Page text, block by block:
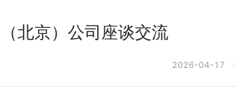
北京）公司座谈交流
2026-04-17